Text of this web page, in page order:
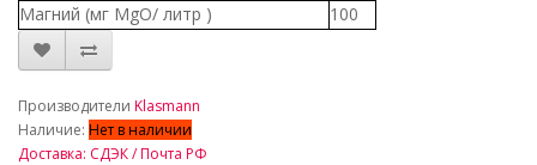
Магний (мг MgO/ литр )
100
Производители Klasmann
Наличие: Нет в наличии
Доставка: СДЭК / Почта РФ